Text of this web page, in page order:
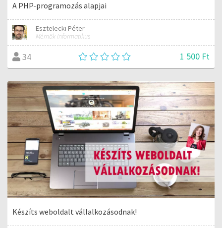
A PHP-programozás alapjai
Esztelecki Péter
Mérnök informatikus
34 1 500 Ft
Készíts weboldalt vállalkozásodnak!